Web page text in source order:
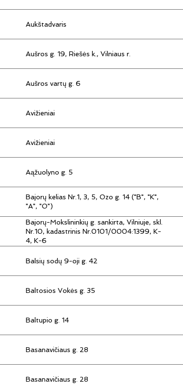
Aukštadvaris
Aušros g. 19, Riešės k., Vilniaus r.
Aušros vartų g. 6
Avižieniai
Avižieniai
Aąžuolyno g. 5
Bajorų kelias Nr.1, 3, 5, Ozo g. 14 ("B", "K",
"A", "O")
Bajorų-Mokslininkių g. sankirta, Vilniuje, skl.
Nr.10, kadastrinis Nr.0101/0004:1399, K-
4, K-6
Balsių sodų 9-oji g. 42
Baltosios Vokės g. 35
Baltupio g. 14
Basanavičiaus g. 28
Basanavičiaus g. 28